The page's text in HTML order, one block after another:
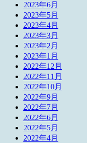
2023年6月
2023年5月
2023年4月
2023年3月
2023年2月
2023年1月
2022年12月
2022年11月
2022年10月
2022年9月
2022年7月
2022年6月
2022年5月
2022年4月